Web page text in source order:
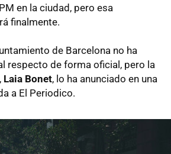
en la ciudad, pero esa
finalmente.
de Barcelona no ha
respecto de forma oficial, pero la
Laia Bonet, lo ha anunciado en una
a El Periodico.